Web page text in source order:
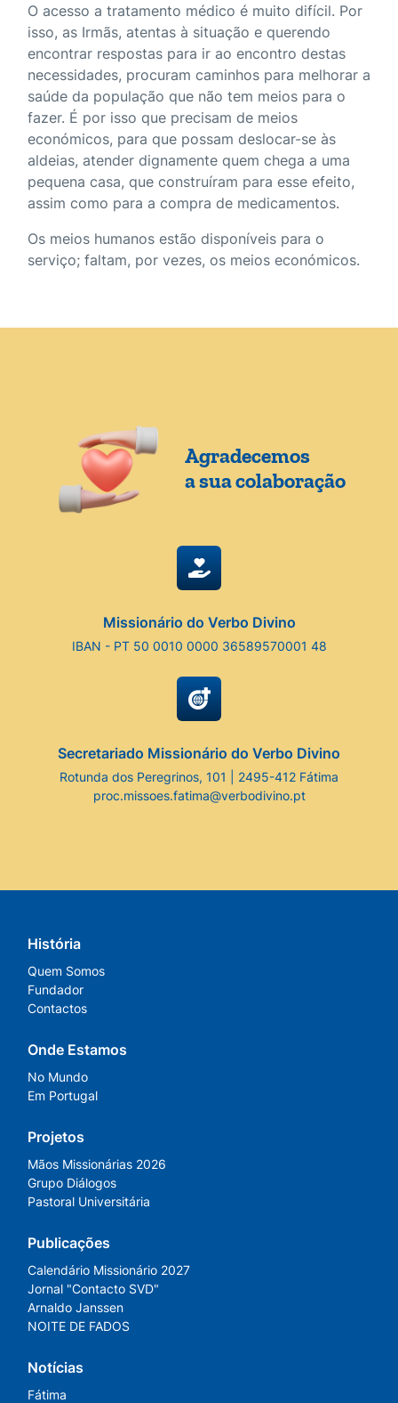
O acesso a tratamento médico é muito difícil. Por
isso, as Irmãs, atentas à situação e querendo
encontrar respostas para ir ao encontro destas
necessidades, procuram caminhos para melhorar a
saúde da população que não tem meios para o
fazer. É por isso que precisam de meios
económicos, para que possam deslocar-se às
aldeias, atender dignamente quem chega a uma
pequena casa, que construíram para esse efeito,
assim como para a compra de medicamentos.
Os meios humanos estão disponíveis para o
serviço; faltam, por vezes, os meios económicos.
Agradecemos
a sua colaboração
Missionário do Verbo Divino
IBAN - PT 50 0010 0000 36589570001 48
Secretariado Missionário do Verbo Divino
Rotunda dos Peregrinos, 101 | 2495-412 Fátima
proc.missoes.fatima@verbodivino.pt
História
Quem Somos
Fundador
Contactos
Onde Estamos
No Mundo
Em Portugal
Projetos
Mãos Missionárias 2026
Grupo Diálogos
Pastoral Universitária
Publicações
Calendário Missionário 2027
Jornal "Contacto SVD"
Arnaldo Janssen
NOITE DE FADOS
Notícias
Fátima